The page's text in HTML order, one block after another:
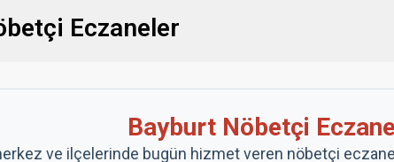
Eczaneler
Bayburt Nöbetçi
ve ilçelerinde bugün hizmet veren nöbetçi